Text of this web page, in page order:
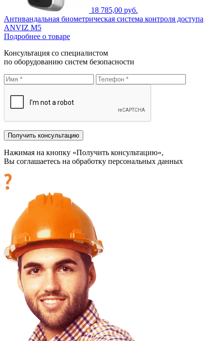
18 785,00 руб.
Антивандальная биометрическая система контроля доступа
ANVIZ M5
Подробнее о товаре
Консультация со специалистом
по оборудованию систем безопасности
Нажимая на кнопку «Получить консультацию»,
Вы соглашаетесь на обработку персональных данных